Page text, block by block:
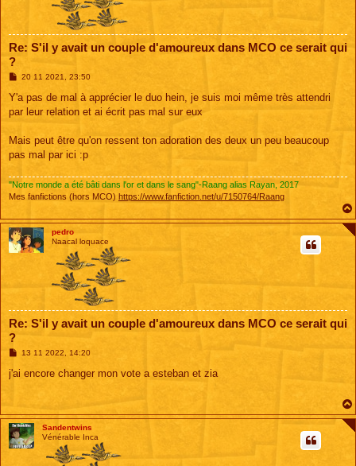
Re: S'il y avait un couple d'amoureux dans MCO ce serait qui
?
M
s
a
20 11 2021, 23:50
Y'a pas de mal à apprécier le duo hein, je suis moi même très attendri
par leur relation et ai écrit pas mal sur eux
Mais peut être qu'on ressent ton adoration des deux un peu beaucoup
pas mal par ici :p
"Notre monde a été bâti dans l'or et dans le sang"-Raang alias Rayan, 2017
Mes fanfictions (hors MCO) https://www.fanfiction.net/u/7150764/Raang
pedro
Naacal loquace
Re: S'il y avait un couple d'amoureux dans MCO ce serait qui
?
M
s
13 11 2022, 14:20
j'ai encore changer mon vote a esteban et zia
Sandentwins
Vénérable Inca